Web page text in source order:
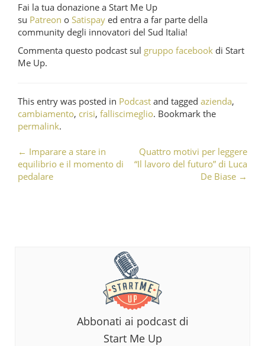
Fai la tua donazione a Start Me Up
su Patreon o Satispay ed entra a far parte della
community degli innovatori del Sud Italia!
Commenta questo podcast sul gruppo facebook di Start
Me Up.
This entry was posted in Podcast and tagged azienda,
cambiamento, crisi, falliscimeglio. Bookmark the
permalink.
Post navigation
← Imparare a stare in
equilibrio e il momento di
pedalare
Quattro motivi per leggere
“Il lavoro del futuro” di Luca
De Biase →
Abbonati ai podcast di
Start Me Up